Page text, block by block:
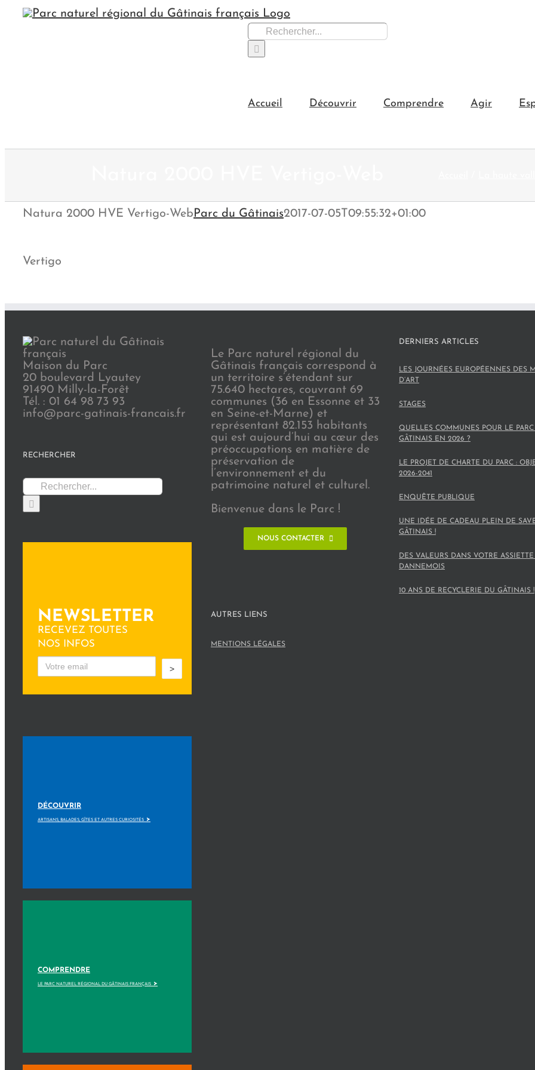
Passer
Rechercher:
Accueil Découvrir Comprendre Agir
Natura 2000 HVE Vertigo-WebParc du Gâtinais2017-07-05T09:55:32+01:00
Vertigo
Maison du Parc
20 boulevard Lyautey
91490 Milly-la-Forêt
Tél. : 01 64 98 73 93
info@parc-gatinais-francais.fr
RECHERCHER
Rechercher:
NEWSLETTER
RECEVEZ TOUTES
NOS INFOS
>
DÉCOUVRIR
ARTISANS, BALADES, GÎTES ET AUTRES CURIOSITÉS >
COMPRENDRE
LE PARC NATUREL RÉGIONAL DU GÂTINAIS FRANÇAIS >
Le Parc naturel régional du
Gâtinais français correspond à
un territoire s’étendant sur
75.640 hectares, couvrant 69
communes (36 en Essonne et 33
en Seine-et-Marne) et
représentant 82.153 habitants
qui est aujourd’hui au cœur des
préoccupations en matière de
préservation de
l’environnement et du
patrimoine naturel et culturel.
Bienvenue dans le Parc !
NOUS CONTACTER
DERNIERS ARTICLES
LES JOURNÉES EUROPÉENNES DES
D’ART
STAGES
QUELLES COMMUNES POUR LE
GÂTINAIS EN 2026 ?
LE PROJET DE CHARTE DU PARC :
2026-2041
ENQUÊTE PUBLIQUE
UNE IDÉE DE CADEAU PLEIN DE
GÂTINAIS !
DES VALEURS DANS VOTRE
DANNEMOIS
10 ANS DE RECYCLERIE DU GÂTINAIS !
AUTRES LIENS
MENTIONS LÉGALES